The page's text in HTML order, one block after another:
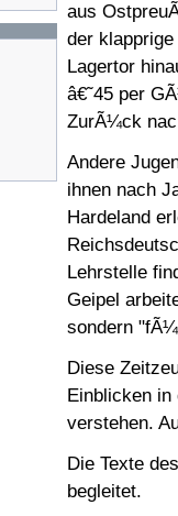
aus
der
Lagertor
â€˜45 per
ZurÃ¼ck
Andere
ihnen nach
Hardeland
Lehrstelle
Geipel
sondern
Diese
Einblicken
verstehen.
Die Texte
begleitet.